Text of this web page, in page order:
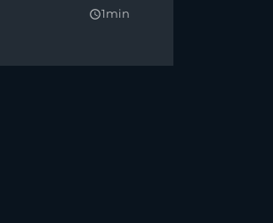
query_builder1min